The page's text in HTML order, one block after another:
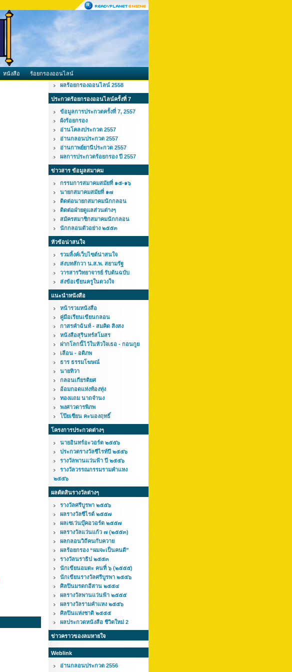
หนังสือ ร้อยกรองออนไลน์
ผลร้อยกรองออนไลน์ 2558
ประกวดร้อยกรองออนไลน์ครั้งที่ 7
ข้อมูลการประกวดครั้งที่ 7, 2557
ผังร้อยกรอง
อ่านโคลงประกวด 2557
อ่านกลอนประกวด 2557
อ่านกาพย์ยานีประกวด 2557
ผลการประกวดร้อยกรอง ปี 2557
ข่าวสาร ข้อมูลสมาคม
กรรมการสมาคมสมัยที่ ๑๕-๑๖
นายกสมาคมสมัยที่ ๑๗
ติดต่อนายกสมาคมนักกลอน
ติดต่อฝ่ายดูแลส่วนต่างๆ
สมัครสมาชิกสมาคมนักกลอน
นักกลอนตัวอย่าง ๒๕๕๓
หัวข้อน่าสนใจ
รวมลิ้งค์เว็บไซต์น่าสนใจ
ส่งบทสักวา น.ส.พ. สยามรัฐ
วารสารวิทยาจารย์ รับต้นฉบับ
ส่งข้อเขียนครูในดวงใจ
แนะนำหนังสือ
หน้ารวมหนังสือ
คู่มือเรียนเขียนกลอน
กาสรคำฉันท์ - สมคิด สิงสง
หนังสือสุรินทร์สโมสร
ฝากโลกนี้ไว้ในหัวใจเธอ - กอนกูย
เลือน - อติภพ
ธาร ธรรมโฆษณ์
นายทิวา
กลอนเกียรติยศ
อ้อมกอดแห่งท้องทุ่ง
ทองแถม นาถจำนง
พงศาวดารพิภพ
โป๊ยเซียน คะนองฤทธิ์
โครงการประกวดต่างๆ
นายอินทร์อะวอร์ด ๒๕๕๖
ประกวดรางวัลซีไรท์ปี ๒๕๕๖
รางวัลพานแว่นฟ้า ปี ๒๕๕๖
รางวัลวรรณกรรมรามคำแหง
๒๕๕๖
ผลตัดสินรางวัลต่างๆ
รางวัลศรีบูรพา ๒๕๕๖
ผลรางวัลซีไรต์ ๒๕๕๗
ผลเซเว่นบุ๊คอวอร์ด ๒๕๕๗
ผลรางวัลแว่นแก้ว ๗ (๒๕๕๓)
ผลกลอนวิถีคนกับควาย
ผลร้อยกรอง “ผมจะเป็นคนดี”
รางวัลนราธิป ๒๕๕๓
นักเขียนอมตะ คนที่ ๖ (๒๕๕๕)
นักเขียนรางวัลศรีบูรพา ๒๕๕๖
ศิลปินมรดกอีสาน ๒๕๕๔
ผลรางวัลพานแว่นฟ้า ๒๕๕๕
ผลรางวัลรามคำแหง ๒๕๕๖
ศิลปินแห่งชาติ ๒๕๕๕
ผลประกวดหนังสือ ชีวิตใหม่ 2
ข่าวคราวของลมหายใจ
Weblink
อ่านกลอนประกวด 2556